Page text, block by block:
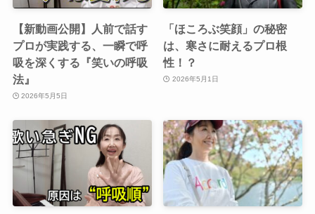
【新動画公開】人前で話す
プロが実践する、一瞬で呼
吸を深くする『笑いの呼吸
法』
2026年5月5日
「ほころぶ笑顔」の秘密
は、寒さに耐えるプロ根
性！？
2026年5月1日